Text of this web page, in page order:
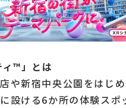
™」とは
や新宿中央公園をはじ
設ける6か所の体験スポ